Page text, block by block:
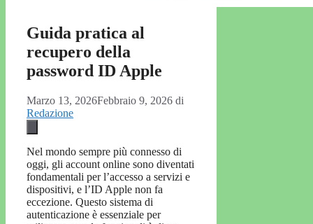
Guida pratica al
recupero della
password ID Apple
Marzo 13, 2026Febbraio 9, 2026 di
Redazione
Nel mondo sempre più connesso di
oggi, gli account online sono diventati
fondamentali per l’accesso a servizi e
dispositivi, e l’ID Apple non fa
eccezione. Questo sistema di
autenticazione è essenziale per